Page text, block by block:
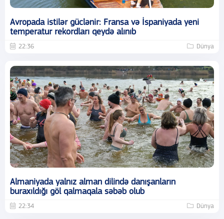
Avropada istilər güclənir: Fransa və İspaniyada yeni
temperatur rekordları qeydə alınıb
22:36 Dünya
Almaniyada yalnız alman dilində danışanların
buraxıldığı göl qalmaqala səbəb olub
22:34 Dünya